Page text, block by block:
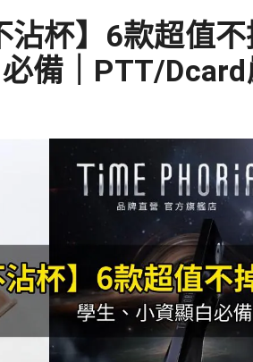
沾杯】6款超值
備｜PTT/